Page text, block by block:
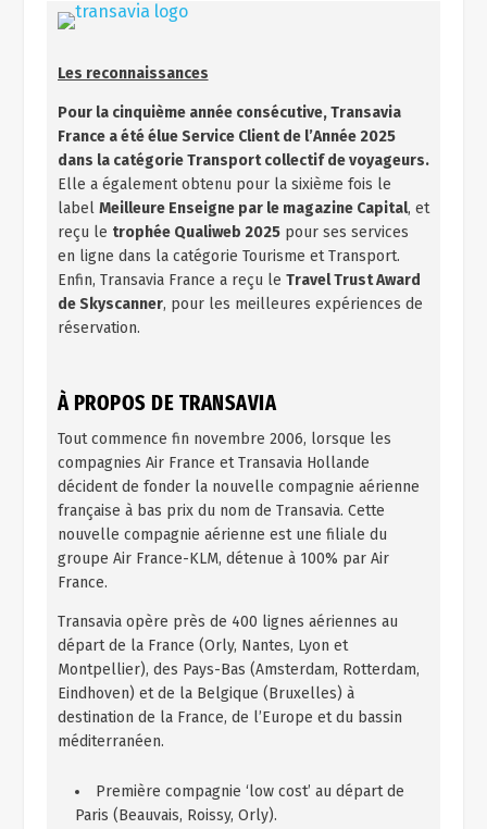
Les reconnaissances
Pour la cinquième année consécutive, Transavia
France a été élue Service Client de l’Année 2025
dans la catégorie Transport collectif de voyageurs.
Elle a également obtenu pour la sixième fois le
label Meilleure Enseigne par le magazine Capital, et
reçu le trophée Qualiweb 2025pour ses services
en ligne dans la catégorie Tourisme et Transport.
Enfin, Transavia France a reçu le Travel Trust Award
de Skyscanner, pour les meilleures expériences de
réservation.
À PROPOS DE TRANSAVIA
Tout commence fin novembre 2006, lorsque les
compagnies Air France et Transavia Hollande
décident de fonder la nouvelle compagnie aérienne
française à bas prix du nom de Transavia. Cette
nouvelle compagnie aérienne est une filiale du
groupe Air France-KLM, détenue à 100% par Air
France.
Transavia opère près de 400 lignes aériennes au
départ de la France (Orly, Nantes, Lyon et
Montpellier), des Pays-Bas (Amsterdam, Rotterdam,
Eindhoven) et de la Belgique (Bruxelles) à
destination de la France, de l’Europe et du bassin
méditerranéen.
Première compagnie ‘low cost’ au départ de
Paris (Beauvais, Roissy, Orly).